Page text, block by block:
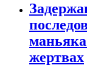
жертвах